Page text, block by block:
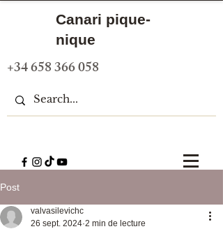
Canari pique-
nique
+34 658 366 058
Post
valvasilevichc
26 sept. 2024 2 min de lecture